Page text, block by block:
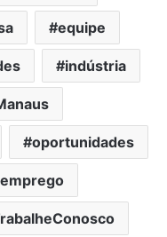
equipe
indústria
oportunidades